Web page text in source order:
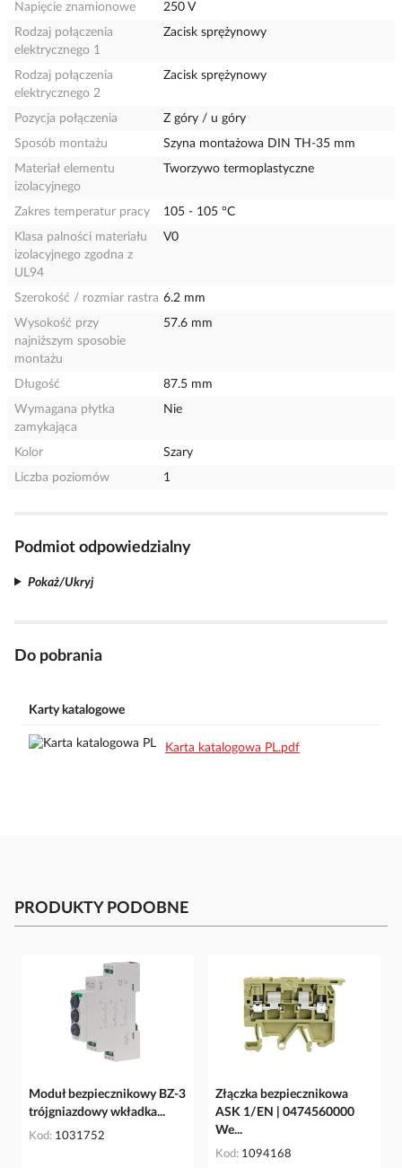
Napięcie znamionowe
250 V
Rodzaj połączenia
elektrycznego 1
Zacisk sprężynowy
Rodzaj połączenia
elektrycznego 2
Zacisk sprężynowy
Pozycja połączenia
Z góry / u góry
Sposób montażu
Szyna montażowa DIN TH-35 mm
Materiał elementu
izolacyjnego
Tworzywo termoplastyczne
Zakres temperatur pracy
105 - 105 °C
Klasa palności materiału
izolacyjnego zgodna z
UL94
V0
Szerokość / rozmiar rastra 6.2 mm
Wysokość przy
najniższym sposobie
montażu
57.6 mm
Długość
87.5 mm
Wymagana płytka
zamykająca
Nie
Kolor
Szary
Liczba poziomów
1
Podmiot odpowiedzialny
Pokaż/Ukryj
Do pobrania
Karty katalogowe
Karta katalogowa PL.pdf
PRODUKTY PODOBNE
Moduł bezpiecznikowy BZ-3
trójgniazdowy wkładka...
Kod 1031752
Złączka bezpiecznikowa
ASK 1/EN | 0474560000
We...
Kod 1094168